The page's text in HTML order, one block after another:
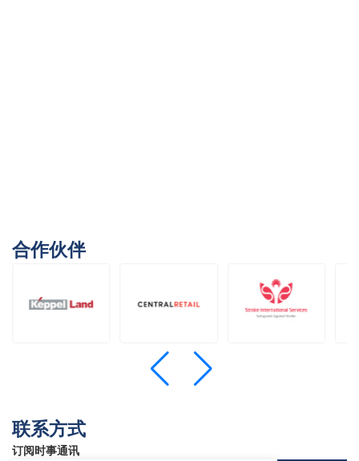
合作伙伴
联系方式
订阅时事通讯